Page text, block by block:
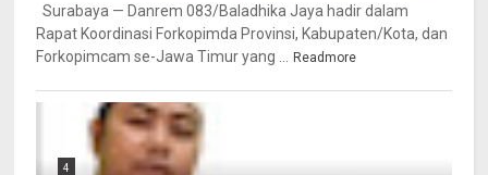
Surabaya — Danrem 083/Baladhika Jaya hadir dalam
Rapat Koordinasi Forkopimda Provinsi, Kabupaten/Kota, dan
Forkopimcam se-Jawa Timur yang ...
Readmore
4